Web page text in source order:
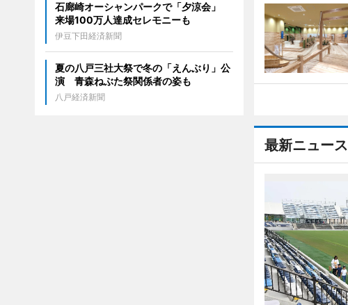
最新ニュース
石廊崎オーシャンパークで「夕涼会」
来場100万人達成セレモニーも
伊豆下田経済新聞
夏の八戸三社大祭で冬の「えんぶり」公
演 青森ねぶた祭関係者の姿も
八戸経済新聞